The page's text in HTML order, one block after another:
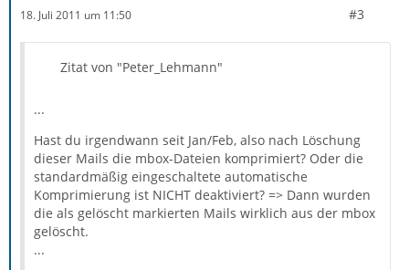
18. Juli 2011 um 11:50 #3
Zitat von "Peter_Lehmann"
...
Hast du irgendwann seit Jan/Feb, also nach Löschung
dieser Mails die mbox-Dateien komprimiert? Oder die
standardmäßig eingeschaltete automatische
Komprimierung ist NICHT deaktiviert? => Dann wurden
die als gelöscht markierten Mails wirklich aus der mbox
gelöscht.
...